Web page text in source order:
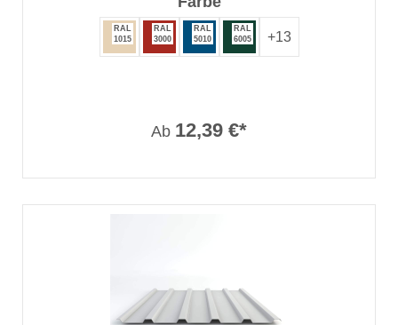
RAL
1015
RAL
3000
RAL
5010
RAL
6005
+13
Ab 12,39 €*